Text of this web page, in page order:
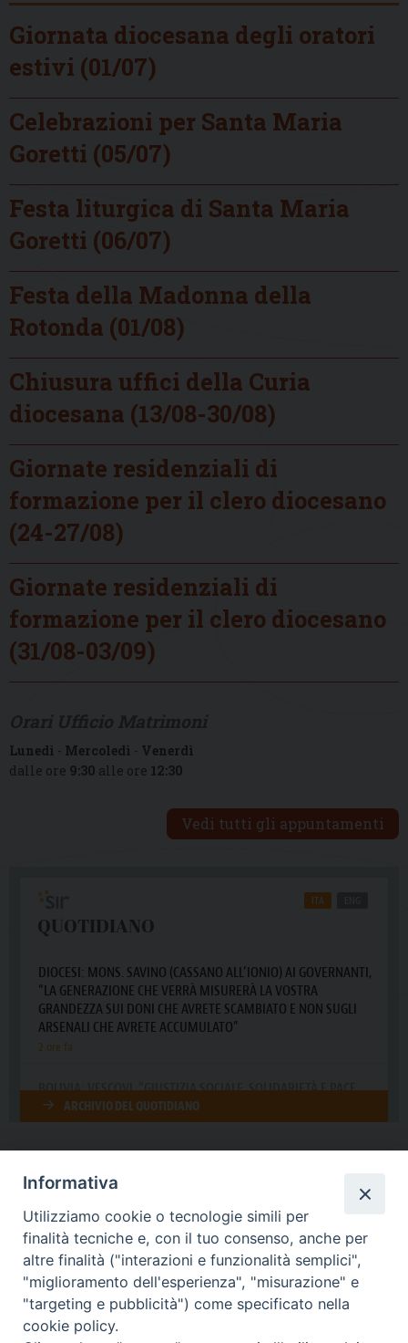
Giornata diocesana degli oratori
estivi (01/07)
Celebrazioni per Santa Maria
Goretti (05/07)
Festa liturgica di Santa Maria
Goretti (06/07)
Festa della Madonna della
Rotonda (01/08)
Chiusura uffici della Curia
diocesana (13/08-30/08)
Giornate residenziali di
formazione per il clero diocesano
(24-27/08)
Giornate residenziali di
formazione per il clero diocesano
(31/08-03/09)
Lunedì - Mercoledì - Venerdì
dalle ore 9:30 alle ore 12:30
Vedi tutti gli appuntamenti
DIOCESI SUBURBICARIA DI ALBANO
Contatti:Tel.: 06.93268401 - Fax.: 06.9323844
E-mail:curia@diocesidialbano.it
Orari: dal Lunedì al Venerdì Ore: 9:00 - 13:00
Informativa
Utilizziamo cookie o tecnologie simili per
finalità tecniche e, con il tuo consenso, anche per
altre finalità ("interazioni e funzionalità semplici",
"miglioramento dell'esperienza", "misurazione" e
"targeting e pubblicità") come specificato nella
cookie policy.